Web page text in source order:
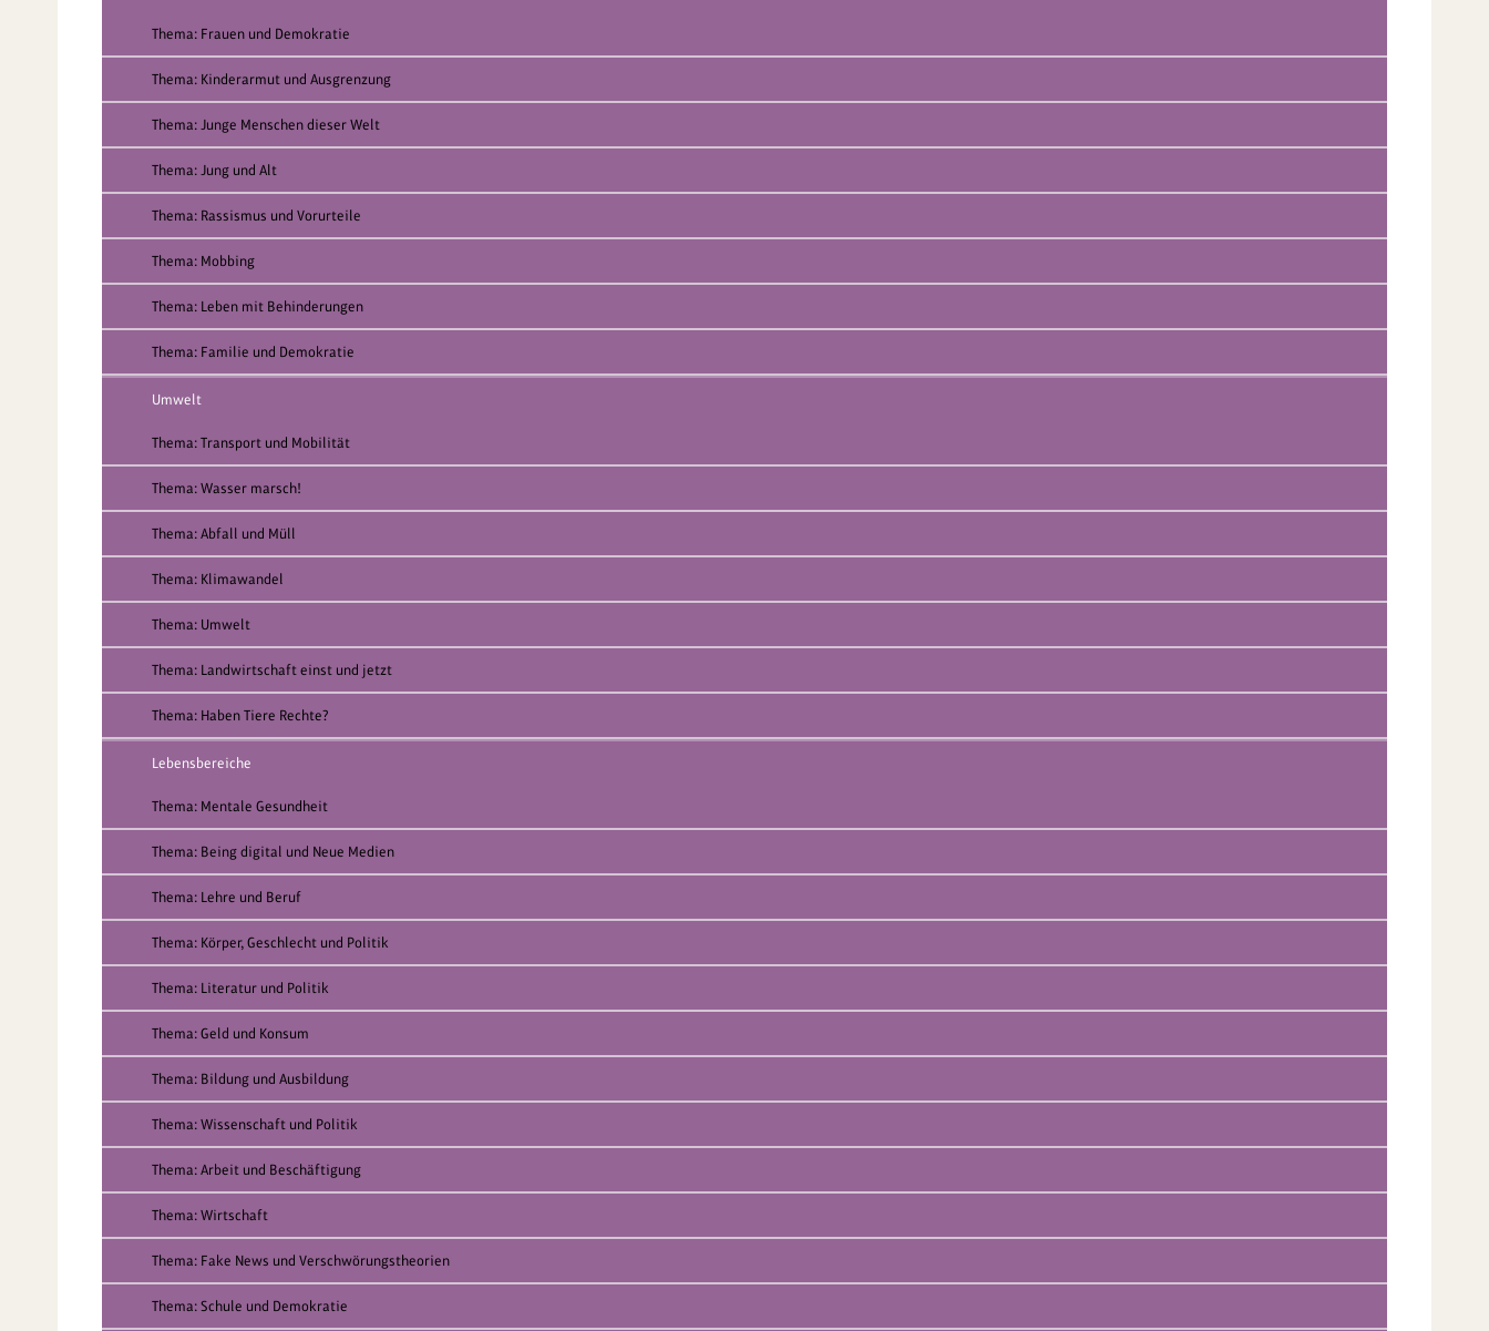
Thema: Frauen und Demokratie
Thema: Kinderarmut und Ausgrenzung
Thema: Junge Menschen dieser Welt
Thema: Jung und Alt
Thema: Rassismus und Vorurteile
Thema: Mobbing
Thema: Leben mit Behinderungen
Thema: Familie und Demokratie
Umwelt
Thema: Transport und Mobilität
Thema: Wasser marsch!
Thema: Abfall und Müll
Thema: Klimawandel
Thema: Umwelt
Thema: Landwirtschaft einst und jetzt
Thema: Haben Tiere Rechte?
Lebensbereiche
Thema: Mentale Gesundheit
Thema: Being digital und Neue Medien
Thema: Lehre und Beruf
Thema: Körper, Geschlecht und Politik
Thema: Literatur und Politik
Thema: Geld und Konsum
Thema: Bildung und Ausbildung
Thema: Wissenschaft und Politik
Thema: Arbeit und Beschäftigung
Thema: Wirtschaft
Thema: Fake News und Verschwörungstheorien
Thema: Schule und Demokratie